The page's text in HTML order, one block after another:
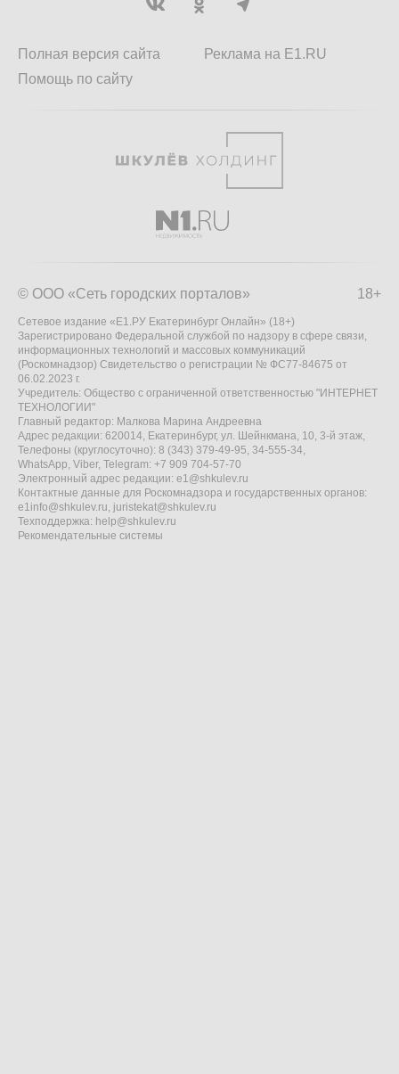
Полная версия сайта
Помощь по сайту
Реклама на E1.RU
18+
© ООО «Сеть городских порталов»
Сетевое издание «Е1.РУ Екатеринбург Онлайн» (18+)
Зарегистрировано Федеральной службой по надзору в сфере связи,
информационных технологий и массовых коммуникаций
(Роскомнадзор) Свидетельство о регистрации № ФС77-84675 от
06.02.2023 г.
Учредитель: Общество с ограниченной ответственностью "ИНТЕРНЕТ
ТЕХНОЛОГИИ"
Главный редактор: Малкова Марина Андреевна
Адрес редакции: 620014, Екатеринбург, ул. Шейнкмана, 10, 3-й этаж,
Телефоны (круглосуточно): 8 (343) 379-49-95, 34-555-34,
WhatsApp, Viber, Telegram: +7 909 704-57-70
Электронный адрес редакции: e1@shkulev.ru
Контактные данные для Роскомнадзора и государственных органов:
e1info@shkulev.ru, juristekat@shkulev.ru
Техподдержка: help@shkulev.ru
Рекомендательные системы